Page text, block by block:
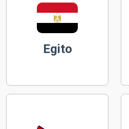
Egito